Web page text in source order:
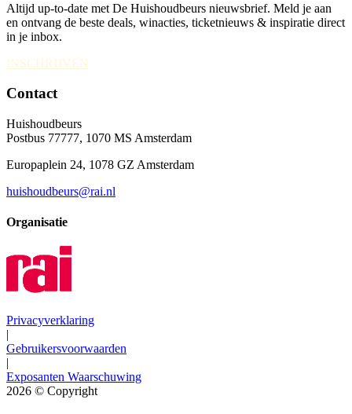
Altijd up-to-date met De Huishoudbeurs nieuwsbrief. Meld je aan
en ontvang de beste deals, winacties, ticketnieuws & inspiratie direct
in je inbox.
INSCHRIJVEN
Contact
Huishoudbeurs
Postbus 77777, 1070 MS Amsterdam
Europaplein 24, 1078 GZ Amsterdam
huishoudbeurs@rai.nl
Organisatie
Privacyverklaring
Gebruikersvoorwaarden
Exposanten Waarschuwing
2026 © Copyright